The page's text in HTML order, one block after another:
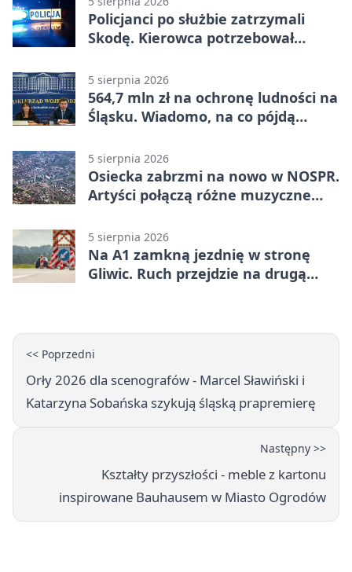
Policjanci po służbie zatrzymali
Skodę. Kierowca potrzebował
5 sierpnia 2026
564,7 mln zł na ochronę ludności na
Śląsku. Wiadomo, na co pójdą
5 sierpnia 2026
Osiecka zabrzmi na nowo w NOSPR.
Artyści połączą różne muzyczne
5 sierpnia 2026
Na A1 zamkną jezdnię w stronę
Gliwic. Ruch przejdzie na drugą
<< Poprzedni
Orły 2026 dla scenografów - Marcel Sławiński i
Katarzyna Sobańska szykują śląską prapremierę
Następny >>
Kształty przyszłości - meble z kartonu
inspirowane Bauhausem w Miasto Ogrodów